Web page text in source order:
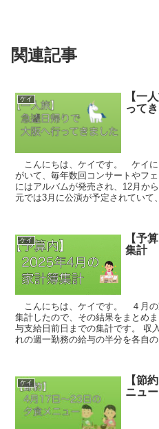
関連記事
ケイ
【一
って
こんにちは、ケイです。 ケイに
がいて、毎年数回コンサートやフ
にはアルバムが発売され、12月か
元では3月に公演が予定されていて
ケイ
【予
集計
こんにちは、ケイです。 ４月の
集計したので、その結果をまとめ
与支給日前日までの集計です。
れの週一勤務の給与の半分を各自の
ケイ
【節
ニュー